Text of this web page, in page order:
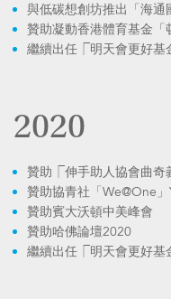
與低碳想創坊推出「海通
贊助凝動香港體育基金「
繼續出任⎾明天會更好
2020
贊助⎾伸手助人協會曲奇
贊助協青社「We@One
贊助賓大沃頓中美峰會
贊助哈佛論壇2020
繼續出任⎾明天會更好